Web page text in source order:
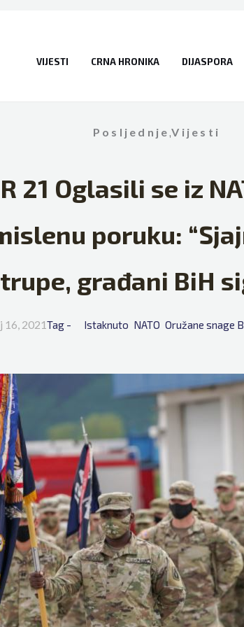
VIJESTI CRNA HRONIKA DIJASPORA
Posljednje,Vijesti
21 Oglasili se iz
poruku:
trupe, građani BiH
16, 2021Tag - Istaknuto NATO Oružane snage